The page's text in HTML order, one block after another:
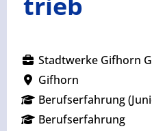
Stadtwerke Gifhorn
Gifhorn
Berufserfahrung
Berufserfahrung